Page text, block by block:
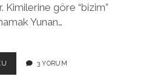
göre “bizim”
Yunan…
TÜRKLER
SIRTAKI
3 YORUM